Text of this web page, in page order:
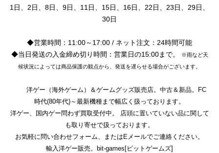
1日、2日、8日、9日、11日、15日、16日、22日、23日、29日、
30日
◆営業時間：11:00～17:00 / ネット注文：24時間可能
◆当日発送の入金締め切り時間：営業日の15:00まで。
※雨など天
候状況によっては商品保護の観点から、発送を遅らせる場合がございます。
洋ゲー（海外ゲーム）＆ゲームグッズ販売店。中古＆新品。FC
時代(80年代)～最新機種まで幅広く扱っております。
洋ゲー、国内ゲー問わず買取受付中。 店頭に置いていない品に関して
も取り寄せで扱っております。
お気軽に問い合わせフォーム、またはEメールでご連絡ください。
輸入洋ゲー販売。bit-games[ビットゲームズ]